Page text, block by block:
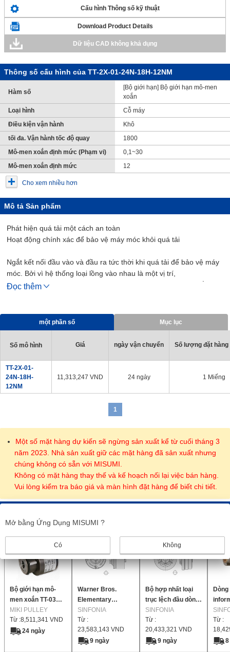
Cấu hình Thông số kỹ thuật
Download Product Details
Dữ liệu CAD không khả dụng
Thông số cấu hình của TT-2X-01-24N-18H-12NM
Hàm số
[Bộ giới hạn] Bộ giới hạn mô-men
xoắn
Loại hình
Cỗ máy
Điều kiện vận hành
Khô
tối đa. Vận hành tốc độ quay
1800
Mô-men xoắn định mức (Phạm vi)
0,1~30
Mô-men xoắn định mức
12
Cho xem nhiều hơn
Mô tả Sản phẩm
Phát hiện quá tải một cách an toàn
Hoạt động chính xác để bảo vệ máy móc khỏi quá tải
Ngắt kết nối đầu vào và đầu ra tức thời khi quá tải để bảo vệ máy
móc. Bởi vì hệ thống loại lồng vào nhau là một vị trí,
loại bỏ tải sẽ tự động tạo ra một kết nối có cùng mô-men xoắn và
Ứng dụng: Thiết bị sản xuất chất bán dẫn, thiết bị sợi, thiết bị in
Loại đối đầu 2 trục với 2 trục được lắp vào từ cả hai đầu của bộ
đấu thầu mô-men xoắn (vỏ và trục) và cả hai trục được cố định
bằng vít định vị để bảo vệ máy móc khỏi quá tải và truyền lực.
Là loại đối đầu 2 trục, đây cũng có thể được sử dụng làm khớp nối
Đọc thêm
một phần số Mục lục
Số mô hình Giá ngày vận chuyển Số lượng đặt hàng
TT-2X-01-
24N-18H-
12NM
11,313,247 VND 24 ngày 1 Miếng
1
Một số mặt hàng dự kiến sẽ ngừng sản xuất kể từ cuối tháng 3
năm 2023. Nhà sản xuất giữ các mặt hàng đã sản xuất nhưng
chúng không có sẵn với MISUMI.
Không có mặt hàng thay thế và kế hoạch nối lại việc bán hàng.
Vui lòng kiểm tra báo giá và màn hình đặt hàng để biết chi tiết.
Bộ giới hạn mô-
men xoắn TT-03
Loại (Loại đầu)
MIKI PULLEY
Từ :8,511,341 VND
24 ngày
Warner Bros.
Elementary
Element
Elementary Type
SINFONIA
Từ :
23,583,143 VND
9 ngày
Bộ hợp nhất loại
trục lệch đầu dòng
Selcab
SINFONIA
Từ :
20,433,321 VND
9 ngày
các
Từ :
Mở bằng Ứng Dụng MISUMI ?
Có Không